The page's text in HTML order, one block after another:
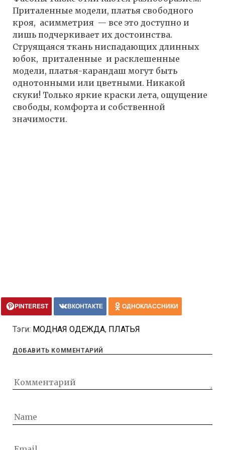
Приталенные модели, платья свободного
кроя, асимметрия — все это доступно и
лишь подчеркивает их достоинства.
Струящаяся ткань ниспадающих длинных
юбок, приталенные и расклешенные
модели, платья-карандаш могут быть
однотонными или цветными. Никакой
скуки! Только яркие краски лета, ощущение
свободы, комфорта и собственной
значимости.
PINTEREST ВКОНТАКТЕ ОДНОКЛАССНИКИ
Тэги: МОДНАЯ ОДЕЖДА, ПЛАТЬЯ
ДОБАВИТЬ КОММЕНТАРИЙ